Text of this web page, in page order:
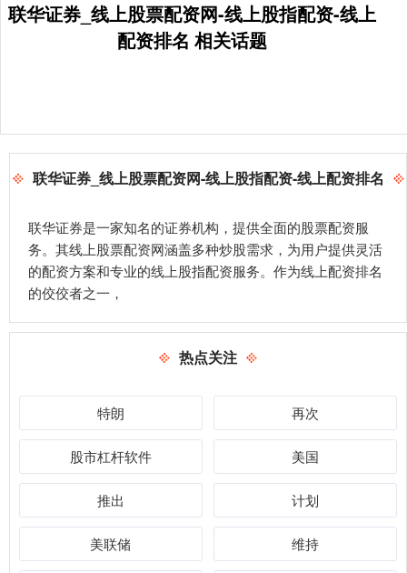
联华证券_线上股票配资网-线上股指配资-线上
配资排名 相关话题
联华证券_线上股票配资网-线上股指配资-线上配资排名
联华证券是一家知名的证券机构，提供全面的股票配资服
务。其线上股票配资网涵盖多种炒股需求，为用户提供灵活
的配资方案和专业的线上股指配资服务。作为线上配资排名
的佼佼者之一，
热点关注
特朗 再次
股市杠杆软件 美国
推出 计划
美联储 维持